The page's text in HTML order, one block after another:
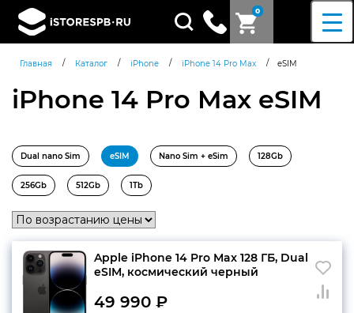
0
Поиск
товаров
Главная / Каталог / iPhone / iPhone 14 Pro Max / eSIM
iPhone 14 Pro Max eSIM
Dual nano Sim eSIM Nano Sim + eSim 128Gb
256Gb 512Gb 1Tb
Apple iPhone 14 Pro Max 128 ГБ, Dual
еSIM, космический черный
49 990 ₽